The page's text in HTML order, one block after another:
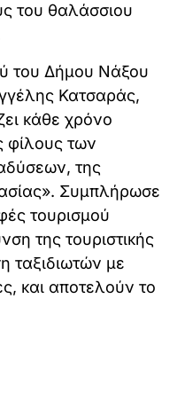
του θαλάσσιου
του Δήμου Νάξου
Κατσαράς,
κάθε χρόνο
φίλους των
της
Συμπλήρωσε
τουρισμού
της τουριστικής
ταξιδιωτών με
και αποτελούν το